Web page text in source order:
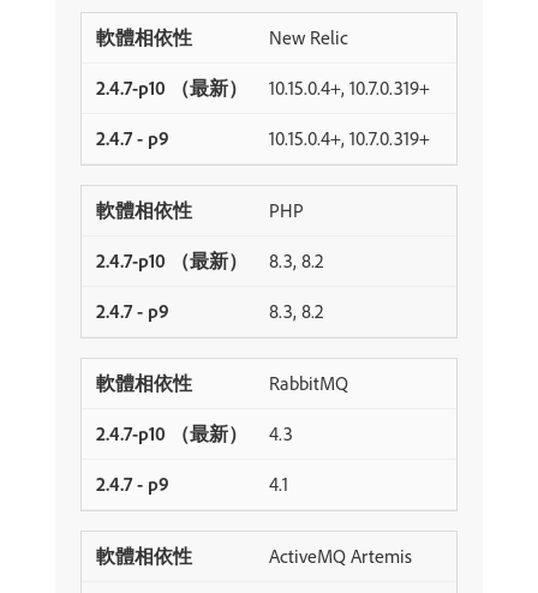
New Relic
10.15.0.4+, 10.7.0.319+
10.15.0.4+, 10.7.0.319+
PHP
8.3, 8.2
8.3, 8.2
RabbitMQ
4.3
4.1
ActiveMQ Artemis